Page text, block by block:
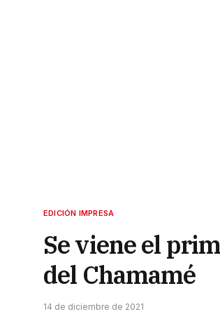
EDICIÓN IMPRESA
Se viene el
del Chamamé
14 de diciembre de 2021